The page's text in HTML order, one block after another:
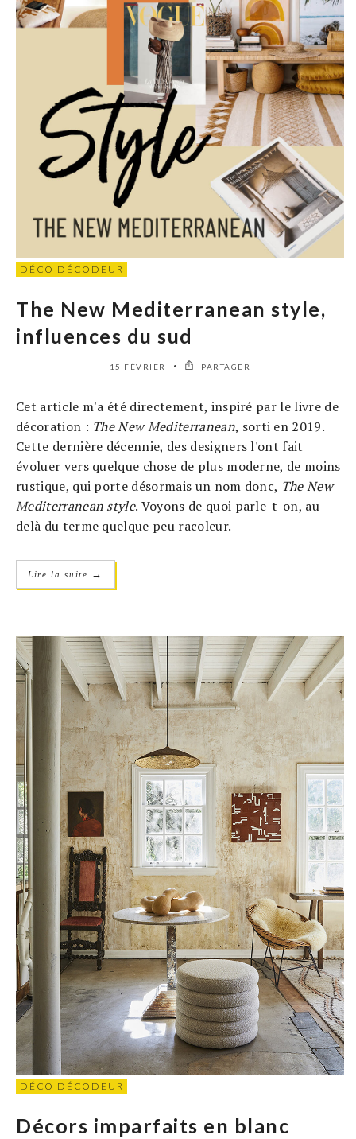
DÉCO DÉCODEUR
The New Mediterranean style,
influences du sud
15 FÉVRIER PARTAGER
Cet article m'a été directement, inspiré par le livre de
décoration : The New Mediterranean, sorti en 2019.
Cette dernière décennie, des designers l'ont fait
évoluer vers quelque chose de plus moderne, de moins
rustique, qui porte désormais un nom donc, The New
Mediterranean style. Voyons de quoi parle-t-on, au-
delà du terme quelque peu racoleur.
Lire la suite →
DÉCO DÉCODEUR
Décors imparfaits en blanc